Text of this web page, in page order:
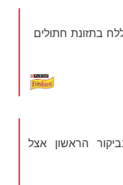
בתזונת חתולים
הראשון אצל